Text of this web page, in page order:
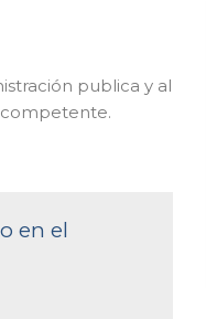
publica y al
competente.
en el